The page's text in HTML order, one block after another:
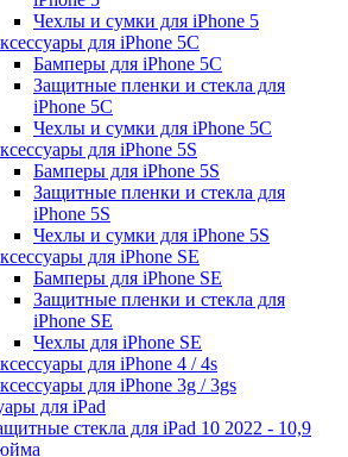
Чехлы и сумки для iPhone 5
для iPhone 5C
Бамперы для iPhone 5C
Защитные пленки и стекла для
iPhone 5C
Чехлы и сумки для iPhone 5C
для iPhone 5S
Бамперы для iPhone 5S
Защитные пленки и стекла для
iPhone 5S
Чехлы и сумки для iPhone 5S
для iPhone SE
Бамперы для iPhone SE
Защитные пленки и стекла для
iPhone SE
Чехлы для iPhone SE
для iPhone 4 / 4s
для iPhone 3g / 3gs
для iPad
стекла для iPad 10 2022 - 10,9